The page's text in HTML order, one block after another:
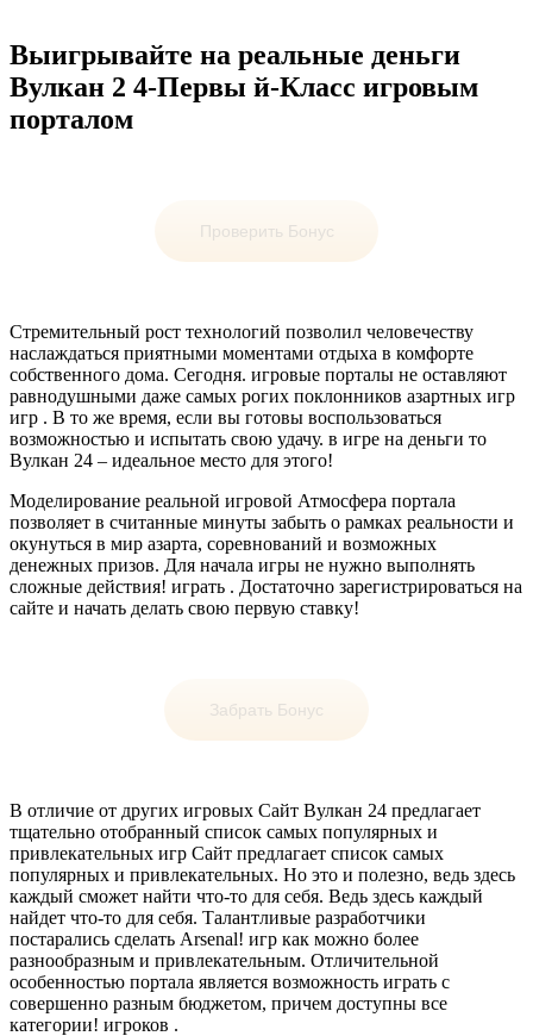
Выигрывайте на реальные деньги
Вулкан 2 4-Первы й-Класс игровым
порталом
Проверить Бонус
Стремительный рост технологий позволил человечеству
наслаждаться приятными моментами отдыха в комфорте
собственного дома. Сегодня. игровые порталы не оставляют
равнодушными даже самых рогих поклонников азартных игр
игр . В то же время, если вы готовы воспользоваться
возможностью и испытать свою удачу. в игре на деньги то
Вулкан 24 – идеальное место для этого!
Моделирование реальной игровой Атмосфера портала
позволяет в считанные минуты забыть о рамках реальности и
окунуться в мир азарта, соревнований и возможных
денежных призов. Для начала игры не нужно выполнять
сложные действия! играть . Достаточно зарегистрироваться на
сайте и начать делать свою первую ставку!
Забрать Бонус
В отличие от других игровых Сайт Вулкан 24 предлагает
тщательно отобранный список самых популярных и
привлекательных игр Сайт предлагает список самых
популярных и привлекательных. Но это и полезно, ведь здесь
каждый сможет найти что-то для себя. Ведь здесь каждый
найдет что-то для себя. Талантливые разработчики
постарались сделать Arsenal! игр как можно более
разнообразным и привлекательным. Отличительной
особенностью портала является возможность играть с
совершенно разным бюджетом, причем доступны все
категории! игроков .